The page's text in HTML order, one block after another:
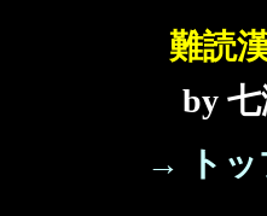
難読
by
→ トッ